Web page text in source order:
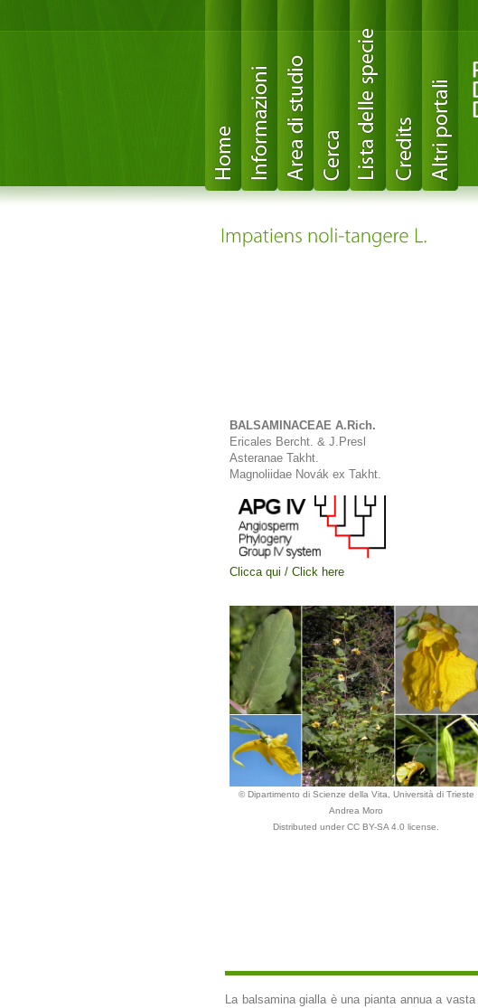
BALSAMINACEAE A.Rich.
Ericales Bercht. & J.Presl
Asteranae Takht.
Magnoliidae Novák ex Takht.
Clicca qui / Click here
© Dipartimento di Scienze della Vita, Università di Trieste
Andrea Moro
Distributed under CC BY-SA 4.0 license.
La balsamina gialla è una pianta annua a